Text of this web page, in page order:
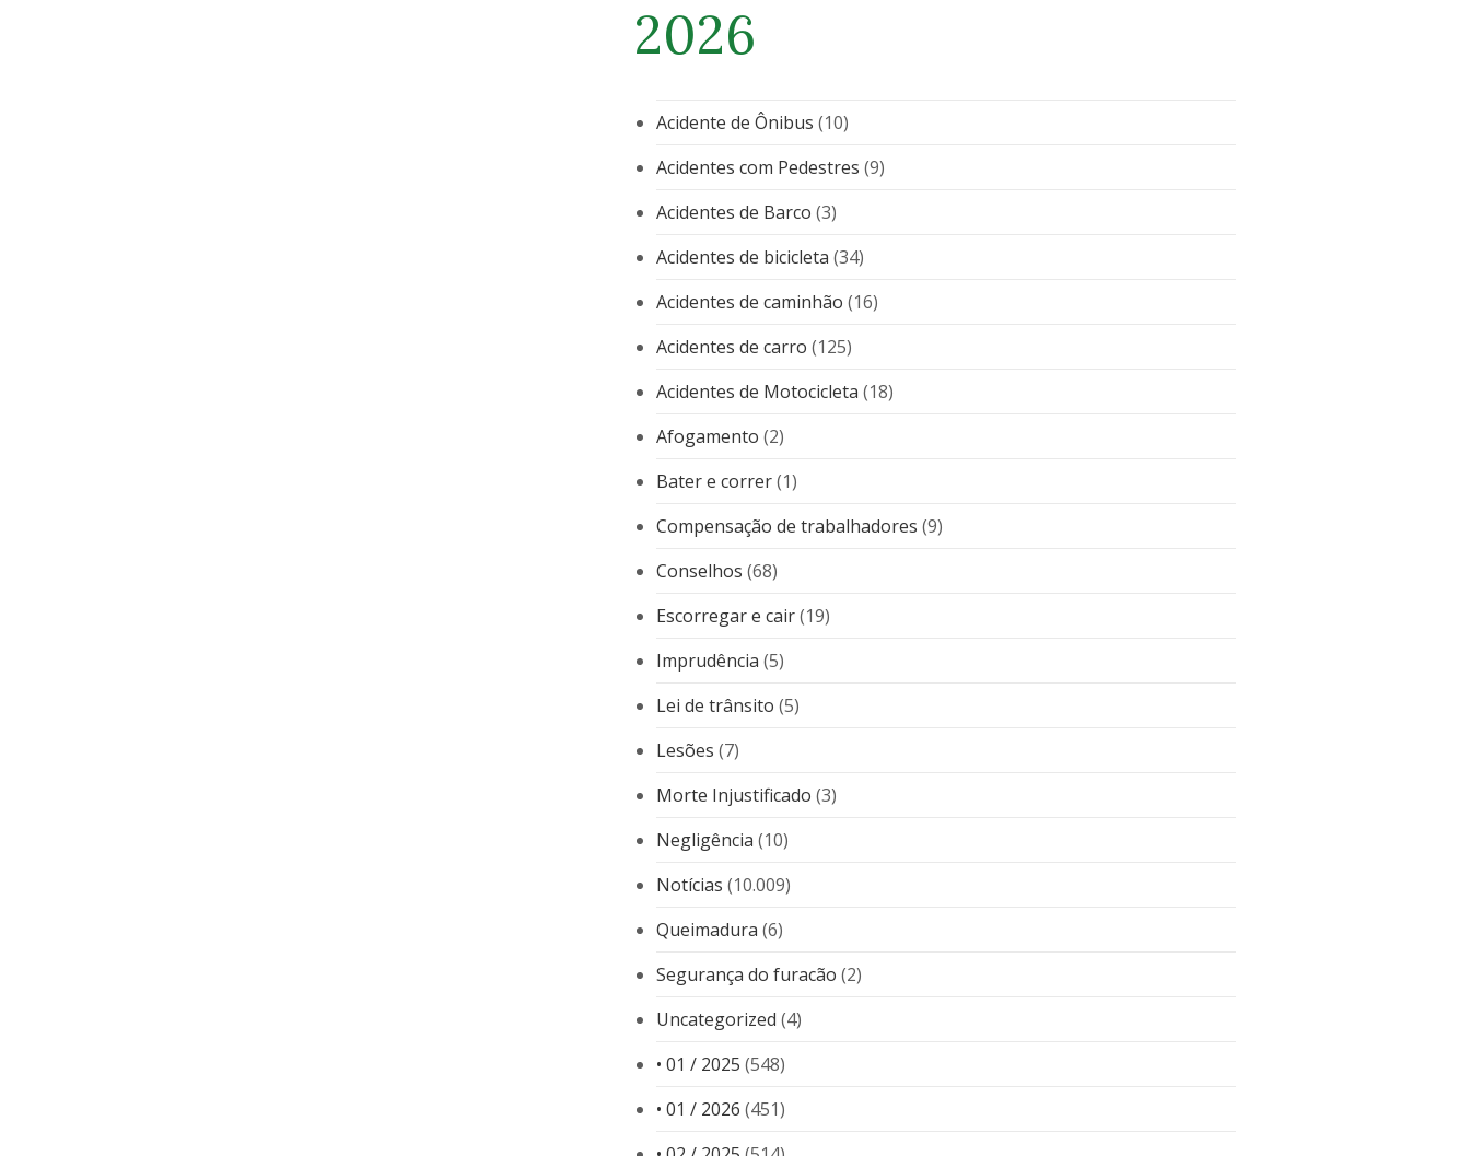
2026
Acidente de Ônibus (10)
Acidentes com Pedestres (9)
Acidentes de Barco (3)
Acidentes de bicicleta (34)
Acidentes de caminhão (16)
Acidentes de carro (125)
Acidentes de Motocicleta (18)
Afogamento (2)
Bater e correr(1)
Compensação de trabalhadores (9)
Conselhos (68)
Escorregar e cair(19)
Imprudência (5)
Lei de trânsito (5)
Lesões (7)
Morte Injustificado (3)
Negligência (10)
Notícias (10.009)
Queimadura (6)
Segurança do furacão (2)
Uncategorized (4)
• 01 / 2025 (548)
• 01 / 2026 (451)